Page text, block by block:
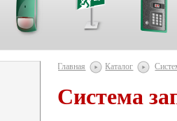
Главная Каталог
Система